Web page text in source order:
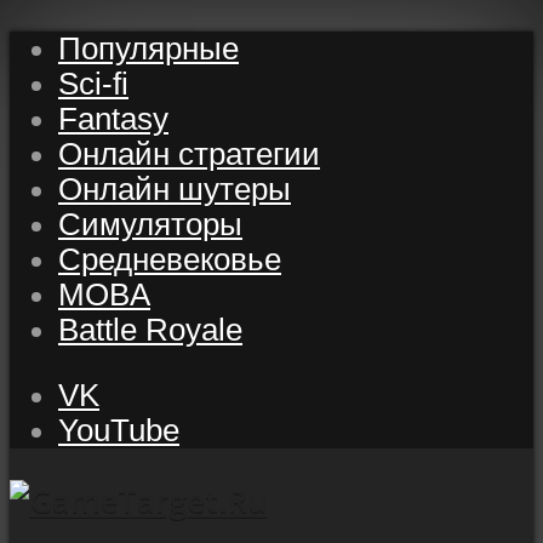
Популярные
Sci-fi
Fantasy
Онлайн стратегии
Онлайн шутеры
Симуляторы
Средневековье
MOBA
Battle Royale
VK
YouTube